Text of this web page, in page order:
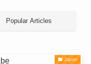
Popular Articles
Japon